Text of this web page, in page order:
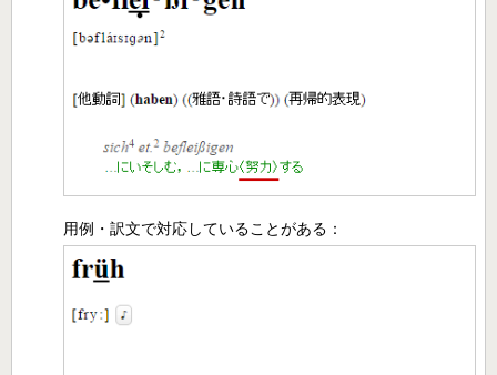
用例・訳文で対応していることがある：